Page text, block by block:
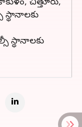
చిత్తూరు,
స్థానాలకు
స్థానాలకు